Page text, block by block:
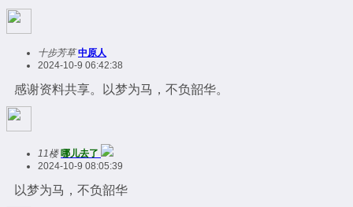
十步芳草 中原人
2024-10-9 06:42:38
感谢资料共享。以梦为马，不负韶华。
11楼 哪儿去了
2024-10-9 08:05:39
以梦为马，不负韶华